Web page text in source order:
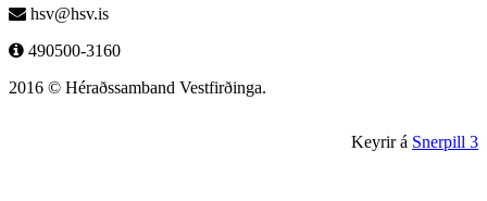
hsv@hsv.is
490500-3160
2016 © Héraðssamband Vestfirðinga.
Keyrir á Snerpill 3